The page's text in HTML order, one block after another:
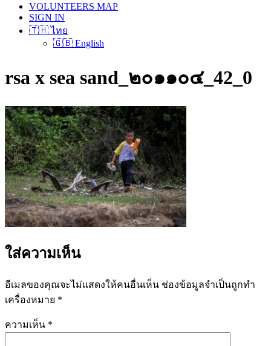
VOLUNTEERS MAP
SIGN IN
🇹🇭 ไทย
🇬🇧 English
rsa x sea sand_๒๐๑๑๐๔_42_0
ใส่ความเห็น
อีเมลของคุณจะไม่แสดงให้คนอื่นเห็น ช่องข้อมูลจำเป็นถูกทำ
เครื่องหมาย *
ความเห็น *